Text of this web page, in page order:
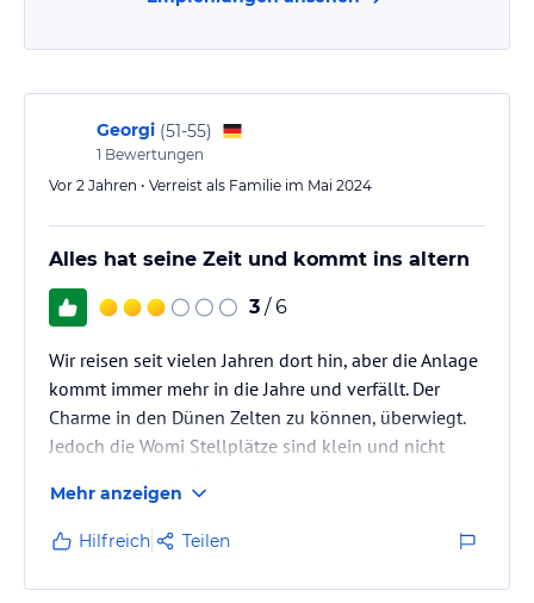
Georgi (51-55)
1 Bewertungen
Vor 2 Jahren • Verreist als Familie im Mai 2024
Alles hat seine Zeit und kommt ins altern
3 / 6
Wir reisen seit vielen Jahren dort hin, aber die Anlage
kommt immer mehr in die Jahre und verfällt. Der
Charme in den Dünen Zelten zu können, überwiegt.
Jedoch die Womi Stellplätze sind klein und nicht
Platz. Wir kommen nicht mehr wieder.
Mehr anzeigen
Hilfreich Teilen